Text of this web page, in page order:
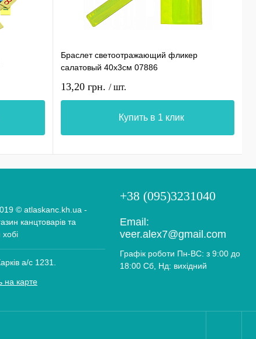
Браслет светоотражающий фликер
салатовый 40х3см 07886
13,20 грн. / шт.
Купить в 1 клик
© atlaskanc.kh.ua -
канцтоварів та
хобі
а/с 1231.
на карте
+38 (095)3231040
Email:
veer.alex7@gmail.com
Графік роботи Пн-ВС: з 9:00 до
18:00 Сб, Нд: вихідний